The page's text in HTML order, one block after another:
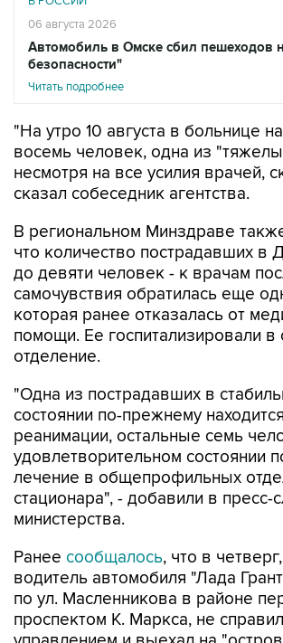
Автомобиль в Омске сбил пешеходов
безопасности"
Читать подробнее
"На утро 10 августа в больнице
несмотря на все усилия врачей,
сказал собеседник агентства.
В региональном Минздраве также
до девяти человек - к врачам
самочувствия обратилась еще
которая ранее отказалась от
помощи. Ее госпитализировали
отделение.
"Одна из пострадавших в
реанимации, остальные семь
удовлетворительном состоянии
лечение в общепрофильных
стационара", - добавили в пресс-
министерства.
Ранеесообщалось
по ул. Масленникова в районе
проспектом К. Маркса, не
управлением и выехал на
безопасности", сбив на